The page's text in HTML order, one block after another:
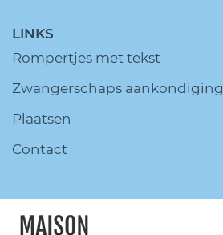
LINKS
Rompertjes met tekst
Zwangerschaps aankondiging
Plaatsen
Contact